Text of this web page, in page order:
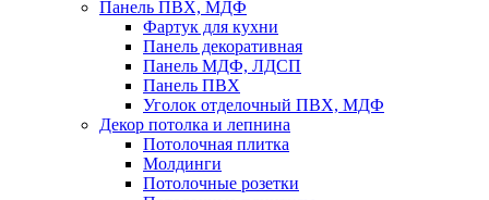
Панель ПВХ, МДФ
Фартук для кухни
Панель декоративная
Панель МДФ, ЛДСП
Панель ПВХ
Уголок отделочный ПВХ, МДФ
Декор потолка и лепнина
Потолочная плитка
Молдинги
Потолочные розетки